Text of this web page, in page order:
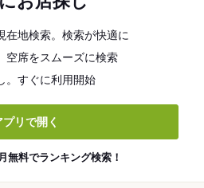
在地検索。検索が快適に
空席をスムーズに検索
。すぐに利用開始
プリで開く
無料でランキング検索！